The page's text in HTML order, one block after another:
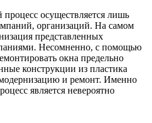
осуществляется лишь
организаций. На самом
представленных
Несомненно, с помощью
окна предельно
конструкции из пластика
и ремонт. Именно
является невероятно